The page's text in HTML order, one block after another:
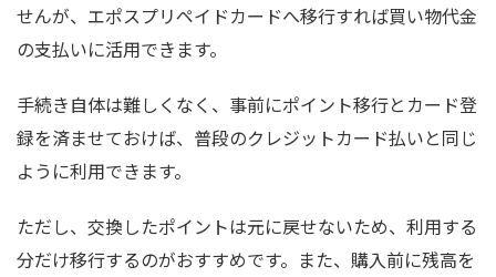
せんが、エポスプリペイドカードへ移行すれば買い物代金
の支払いに活用できます。
手続き自体は難しくなく、事前にポイント移行とカード登
録を済ませておけば、普段のクレジットカード払いと同じ
ように利用できます。
ただし、交換したポイントは元に戻せないため、利用する
分だけ移行するのがおすすめです。また、購入前に残高を